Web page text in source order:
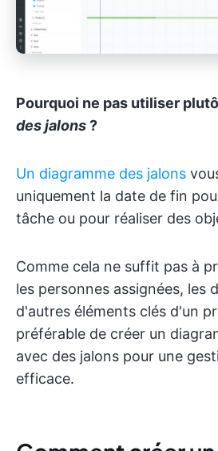
Pourquoi ne pas utiliser
des jalons?
Un diagramme des jalons
uniquement la date de fin
tâche ou pour réaliser des
Comme cela ne suffit pas à
les personnes assignées, les
d'autres éléments clés d'un
préférable de créer un
avec des jalons pour une
efficace.